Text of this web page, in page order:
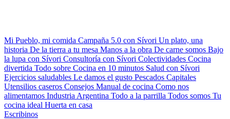
Mi Pueblo, mi comida Campaña 5.0 con Sívori Un plato, una
historia De la tierra a tu mesa Manos a la obra De carne somos Bajo
la lupa con Sívori Consultoría con Sívori Colectividades Cocina
divertida Todo sobre Cocina en 10 minutos Salud con Sívori
Ejercicios saludables Le damos el gusto Pescados Capitales
Utensilios caseros Consejos Manual de cocina Como nos
alimentamos Industria Argentina Todo a la parrilla Todos somos Tu
cocina ideal Huerta en casa
Escribinos